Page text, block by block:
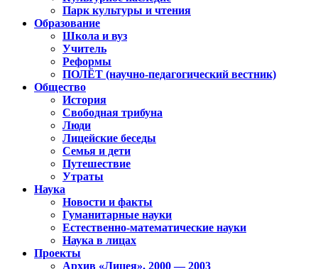
Парк культуры и чтения
Образование
Школа и вуз
Учитель
Реформы
ПОЛЁТ (научно-педагогический вестник)
Общество
История
Свободная трибуна
Люди
Лицейские беседы
Семья и дети
Путешествие
Утраты
Наука
Новости и факты
Гуманитарные науки
Естественно-математические науки
Наука в лицах
Проекты
Архив «Лицея». 2000 — 2003